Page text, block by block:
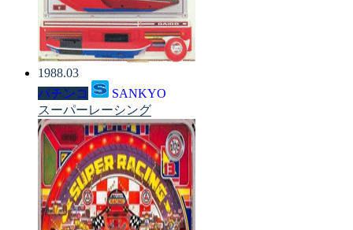
1988.03
パチンコ
SANKYO
スーパーレーシング